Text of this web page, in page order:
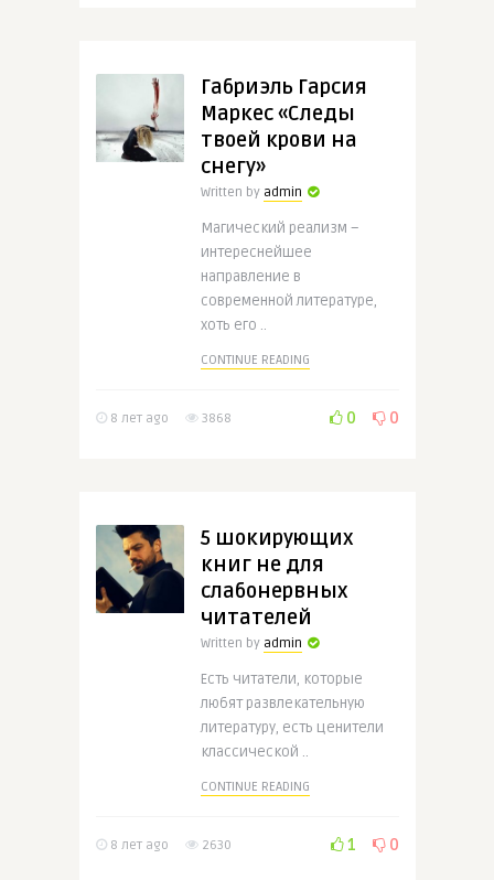
Габриэль Гарсия
Маркес «Следы
твоей крови на
снегу»
Written by admin
Магический реализм –
интереснейшее
направление в
современной литературе,
хоть его ..
CONTINUE READING
8 лет ago 3868 0 0
5 шокирующих
книг не для
слабонервных
читателей
Written by admin
Есть читатели, которые
любят развлекательную
литературу, есть ценители
классической ..
CONTINUE READING
8 лет ago 2630 1 0